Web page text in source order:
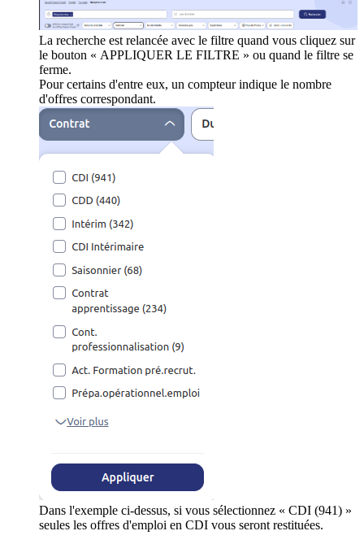
La recherche est relancée avec le filtre quand vous cliquez sur
le bouton « APPLIQUER LE FILTRE » ou quand le filtre se
ferme.
Pour certains d'entre eux, un compteur indique le nombre
d'offres correspondant.
Dans l'exemple ci-dessus, si vous sélectionnez « CDI (941) »
seules les offres d'emploi en CDI vous seront restituées.